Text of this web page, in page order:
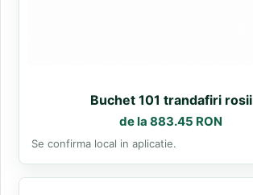
Buchet 101 trandafiri rosii
de la 883.45 RON
Se confirma local in aplicatie.